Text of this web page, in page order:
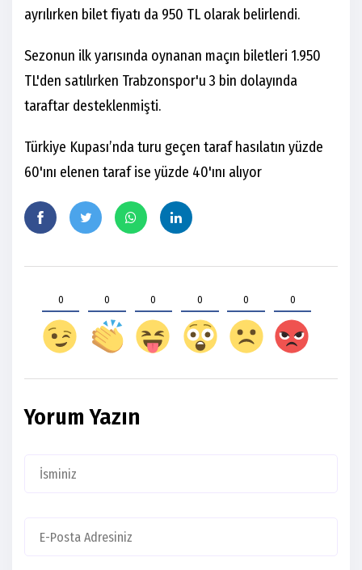
ayrılırken bilet fiyatı da 950 TL olarak belirlendi.
Sezonun ilk yarısında oynanan maçın biletleri 1.950
TL'den satılırken Trabzonspor'u 3 bin dolayında
taraftar desteklenmişti.
Türkiye Kupası’nda turu geçen taraf hasılatın yüzde
60'ını elenen taraf ise yüzde 40'ını alıyor
0 0 0 0 0 0
Yorum Yazın